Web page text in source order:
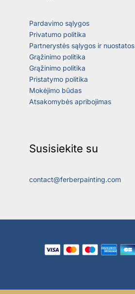
Pardavimo sąlygos
Privatumo politika
Partnerystės sąlygos ir nuostatos
Grąžinimo politika
Grąžinimo politika
Pristatymo politika
Mokėjimo būdas
Atsakomybės apribojimas
Susisiekite su
contact@ferberpainting.com